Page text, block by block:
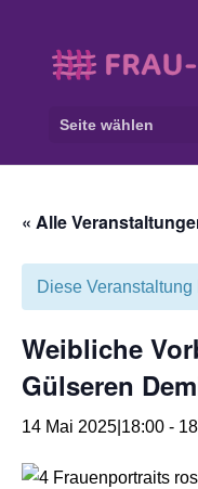
Seite wählen
« Alle
Diese
Weibliche
Gülseren
14 Mai 2025|18:00 -